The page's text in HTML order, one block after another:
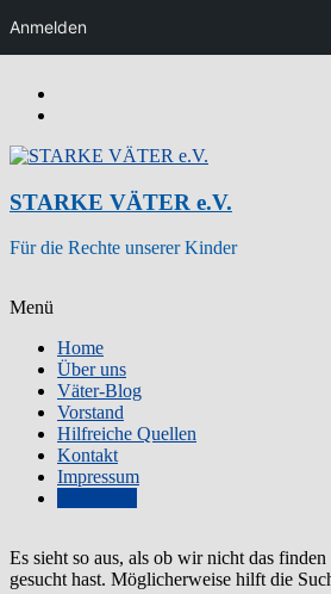
Anmelden
Inhalt
wechseln
STARKE VÄTER e.V.
Für die Rechte unserer Kinder
Menü
Home
Über uns
Väter-Blog
Vorstand
Hilfreiche Quellen
Kontakt
Impressum
Es sieht so aus, als ob wir nicht das
gesucht hast. Möglicherweise hilft die